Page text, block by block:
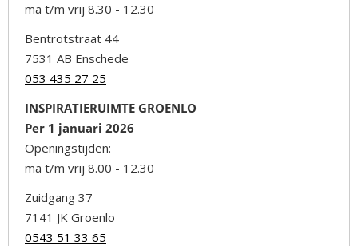
ma t/m vrij 8.30 - 12.30
Bentrotstraat 44
7531 AB Enschede
053 435 27 25
INSPIRATIERUIMTE GROENLO
Per 1 januari 2026
Openingstijden:
ma t/m vrij 8.00 - 12.30
Zuidgang 37
7141 JK Groenlo
0543 51 33 65